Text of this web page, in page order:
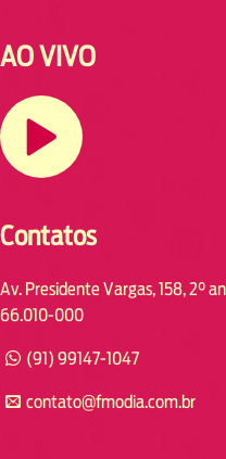
AO VIVO
Contatos
Av. Presidente Vargas, 158, 2°
66.010-000
(91) 99147-1047
contato@fmodia.com.br